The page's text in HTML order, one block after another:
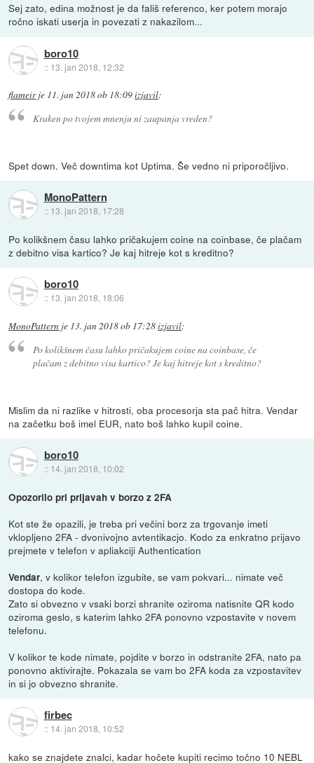
Sej zato, edina možnost je da fališ referenco, ker potem morajo
ročno iskati userja in povezati z nakazilom...
boro10
:: 13. jan 2018, 12:32
flameirje 11. jan 2018 ob 18:09izjavil:
Kraken po tvojem mnenju ni zaupanja vreden?
Spet down. Več downtima kot Uptima. Še vedno ni priporočljivo.
MonoPattern
:: 13. jan 2018, 17:28
Po kolikšnem času lahko pričakujem coine na coinbase, če plačam
z debitno visa kartico? Je kaj hitreje kot s kreditno?
boro10
:: 13. jan 2018, 18:06
MonoPattern je 13. jan 2018 ob 17:28izjavil:
Po kolikšnem času lahko pričakujem coine na coinbase, če
plačam z debitno visa kartico? Je kaj hitreje kot s kreditno?
Mislim da ni razlike v hitrosti, oba procesorja sta pač hitra. Vendar
na začetku boš imel EUR, nato boš lahko kupil coine.
boro10
:: 14. jan 2018, 10:02
Opozorilo pri prijavah v borzo z 2FA
Kot ste že opazili, je treba pri večini borz za trgovanje imeti
vklopljeno 2FA - dvonivojno avtentikacjo. Kodo za enkratno prijavo
prejmete v telefon v apliakciji Authentication
Vendar, v kolikor telefon izgubite, se vam pokvari... nimate več
dostopa do kode.
Zato si obvezno v vsaki borzi shranite oziroma natisnite QR kodo
oziroma geslo, s katerim lahko 2FA ponovno vzpostavite v novem
telefonu.
V kolikor te kode nimate, pojdite v borzo in odstranite 2FA, nato pa
ponovno aktivirajte. Pokazala se vam bo 2FA koda za vzpostavitev
in si jo obvezno shranite.
firbec
:: 14. jan 2018, 10:52
kako se znajdete znalci, kadar hočete kupiti recimo točno 10 NEBL